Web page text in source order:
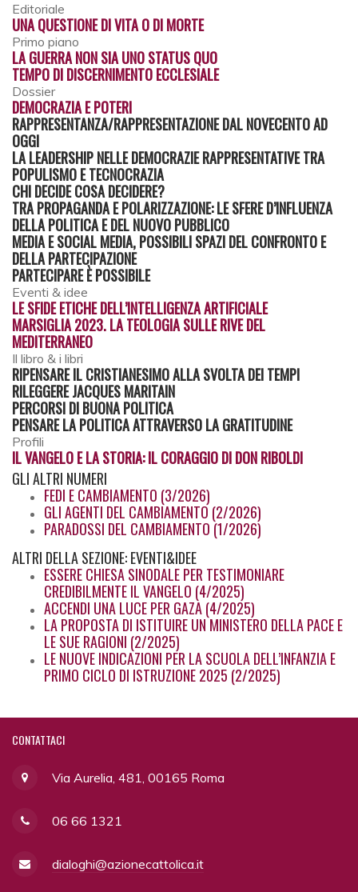
Editoriale
UNA QUESTIONE DI VITA O DI MORTE
Primo piano
LA GUERRA NON SIA UNO STATUS QUO
TEMPO DI DISCERNIMENTO ECCLESIALE
Dossier
DEMOCRAZIA E POTERI
RAPPRESENTANZA/RAPPRESENTAZIONE DAL NOVECENTO AD
OGGI
LA LEADERSHIP NELLE DEMOCRAZIE RAPPRESENTATIVE TRA
POPULISMO E TECNOCRAZIA
CHI DECIDE COSA DECIDERE?
TRA PROPAGANDA E POLARIZZAZIONE: LE SFERE D’INFLUENZA
DELLA POLITICA E DEL NUOVO PUBBLICO
MEDIA E SOCIAL MEDIA, POSSIBILI SPAZI DEL CONFRONTO E
DELLA PARTECIPAZIONE
PARTECIPARE È POSSIBILE
Eventi & idee
LE SFIDE ETICHE DELL’INTELLIGENZA ARTIFICIALE
MARSIGLIA 2023. LA TEOLOGIA SULLE RIVE DEL
MEDITERRANEO
Il libro & i libri
RIPENSARE IL CRISTIANESIMO ALLA SVOLTA DEI TEMPI
RILEGGERE JACQUES MARITAIN
PERCORSI DI BUONA POLITICA
PENSARE LA POLITICA ATTRAVERSO LA GRATITUDINE
Profili
IL VANGELO E LA STORIA: IL CORAGGIO DI DON RIBOLDI
GLIALTRI NUMERI
FEDI E CAMBIAMENTO (3/2026)
GLI AGENTI DEL CAMBIAMENTO (2/2026)
PARADOSSI DEL CAMBIAMENTO (1/2026)
ALTRI DELLA SEZIONE: EVENTI&IDEE
ESSERE CHIESA SINODALE PER TESTIMONIARE
CREDIBILMENTE IL VANGELO (4/2025)
ACCENDI UNA LUCE PER GAZA (4/2025)
LA PROPOSTA DI ISTITUIRE UN MINISTERO DELLA PACE E
LE SUE RAGIONI (2/2025)
LE NUOVE INDICAZIONI PER LA SCUOLA DELL’INFANZIA E
PRIMO CICLO DI ISTRUZIONE 2025 (2/2025)
CONTATTACI
Via Aurelia, 481, 00165 Roma
06 66 1321
dialoghi@azionecattolica.it